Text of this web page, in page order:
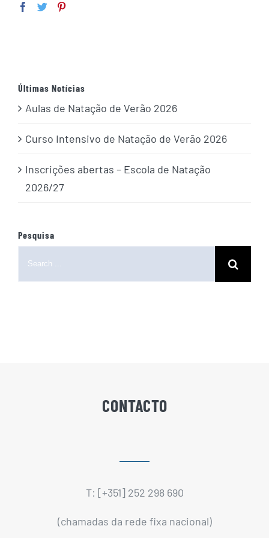
Últimas Notícias
Aulas de Natação de Verão 2026
Curso Intensivo de Natação de Verão 2026
Inscrições abertas – Escola de Natação
2026/27
Pesquisa
CONTACTO
T: [+351] 252 298 690
(chamadas da rede fixa nacional)